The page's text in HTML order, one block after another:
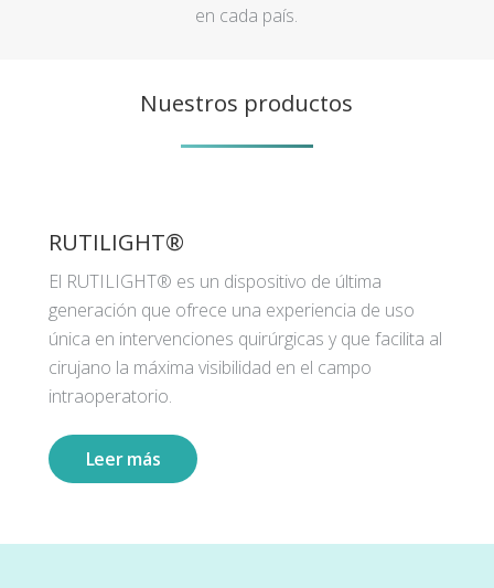
en cada país.
Nuestros productos
RUTILIGHT®
El RUTILIGHT® es un dispositivo de última
generación que ofrece una experiencia de uso
única en intervenciones quirúrgicas y que facilita al
cirujano la máxima visibilidad en el campo
intraoperatorio.
Leer más